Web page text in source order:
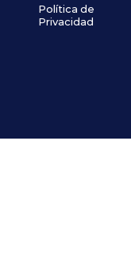
Política de
Privacidad